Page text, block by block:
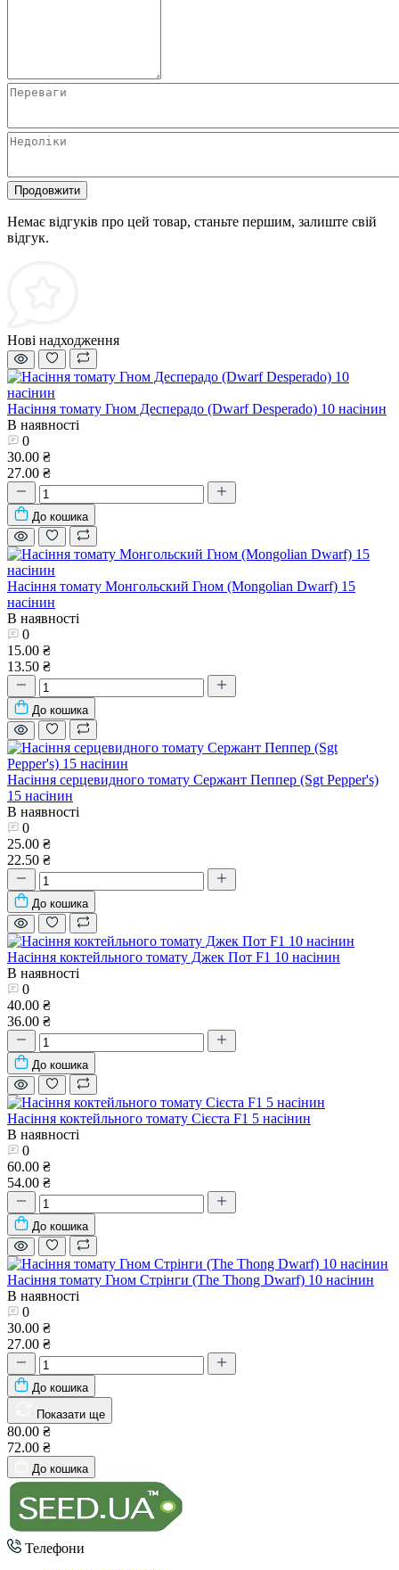
Продовжити
Немає відгуків про цей товар, станьте першим, залиште свій
відгук.
Нові надходження
Насіння томату Гном Десперадо (Dwarf Desperado) 10 насінин
В наявності
0
30.00 ₴
27.00 ₴
До кошика
Насіння томату Монгольский Гном (Mongolian Dwarf) 15
насінин
В наявності
0
15.00 ₴
13.50 ₴
До кошика
Насіння серцевидного томату Сержант Пеппер (Sgt Pepper's)
15 насінин
В наявності
0
25.00 ₴
22.50 ₴
До кошика
Насіння коктейльного томату Джек Пот F1 10 насінин
В наявності
0
40.00 ₴
36.00 ₴
До кошика
Насіння коктейльного томату Сієста F1 5 насінин
В наявності
0
60.00 ₴
54.00 ₴
До кошика
Насіння томату Гном Стрінги (The Thong Dwarf) 10 насінин
В наявності
0
30.00 ₴
27.00 ₴
До кошика
Показати ще
80.00 ₴
72.00 ₴
До кошика
Телефони